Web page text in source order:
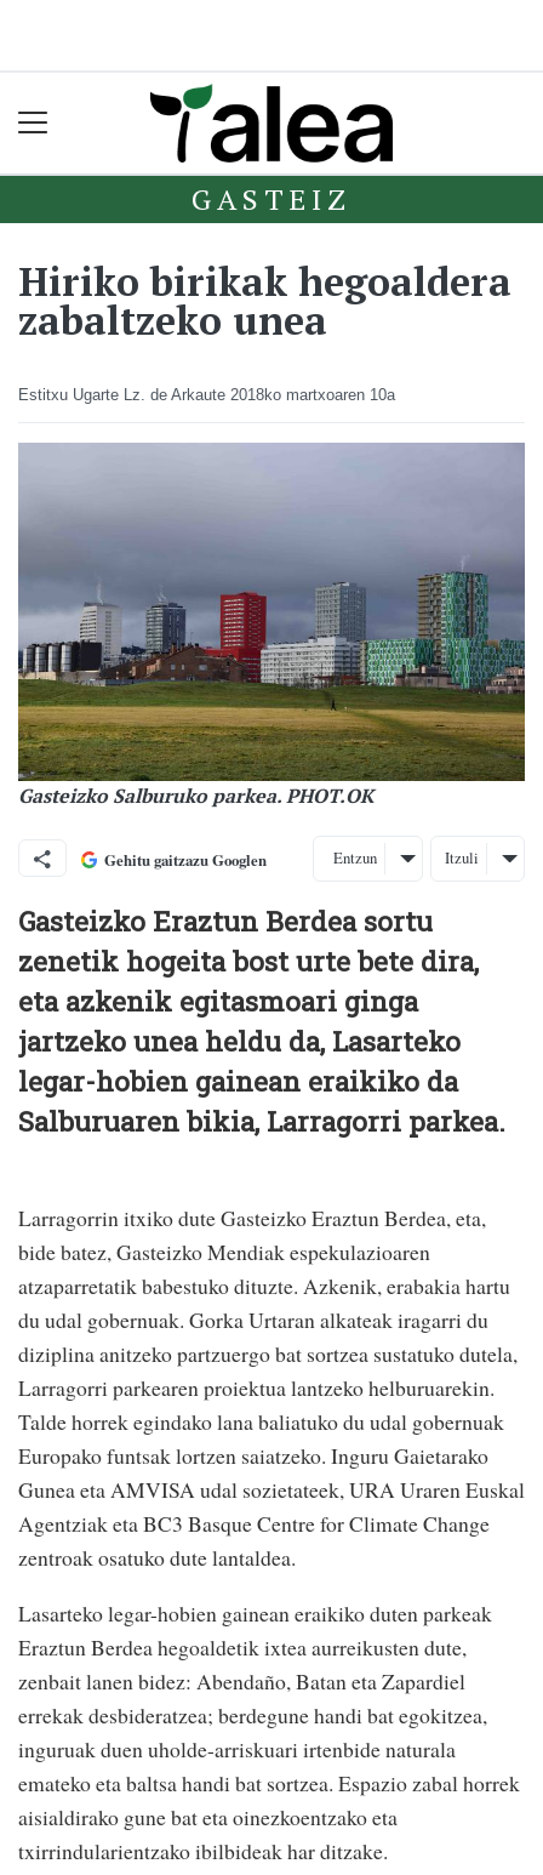
GASTEIZ
Hiriko birikak hegoaldera
zabaltzeko unea
Estitxu Ugarte Lz. de Arkaute 2018ko martxoaren 10a
Gasteizko Salburuko parkea. PHOT.OK
Gehitu gaitzazu Googlen Entzun Itzuli
Gasteizko Eraztun Berdea sortu
zenetik hogeita bost urte bete dira,
eta azkenik egitasmoari ginga
jartzeko unea heldu da, Lasarteko
legar-hobien gainean eraikiko da
Salburuaren bikia, Larragorri parkea.
Larragorrin itxiko dute Gasteizko Eraztun Berdea, eta,
bide batez, Gasteizko Mendiak espekulazioaren
atzaparretatik babestuko dituzte. Azkenik, erabakia hartu
du udal gobernuak. Gorka Urtaran alkateak iragarri du
diziplina anitzeko partzuergo bat sortzea sustatuko dutela,
Larragorri parkearen proiektua lantzeko helburuarekin.
Talde horrek egindako lana baliatuko du udal gobernuak
Europako funtsak lortzen saiatzeko. Inguru Gaietarako
Gunea eta AMVISA udal sozietateek, URA Uraren Euskal
Agentziak eta BC3 Basque Centre for Climate Change
zentroak osatuko dute lantaldea.
Lasarteko legar-hobien gainean eraikiko duten parkeak
Eraztun Berdea hegoaldetik ixtea aurreikusten dute,
zenbait lanen bidez: Abendaño, Batan eta Zapardiel
errekak desbideratzea; berdegune handi bat egokitzea,
inguruak duen uholde-arriskuari irtenbide naturala
emateko eta baltsa handi bat sortzea. Espazio zabal horrek
aisialdirako gune bat eta oinezkoentzako eta
txirrindularientzako ibilbideak har ditzake.